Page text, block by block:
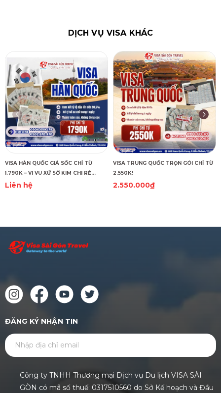
DỊCH VỤ VISA KHÁC
VISA HÀN QUỐC GIÁ SỐC CHỈ TỪ
1.790K – VI VU XỨ SỞ KIM CHI RẺ
CHƯA TỪNG THẤY!
Liên hệ
VISA TRUNG QUỐC TRỌN GÓI CHỈ TỪ
2.550K!
2.550.000₫
ĐĂNG KÝ NHẬN TIN
Công ty TNHH Thương mại Dịch vụ Du lịch VISA SÀI
GÒN có mã số thuế: 0317510560 do Sở Kế hoạch và Đầu